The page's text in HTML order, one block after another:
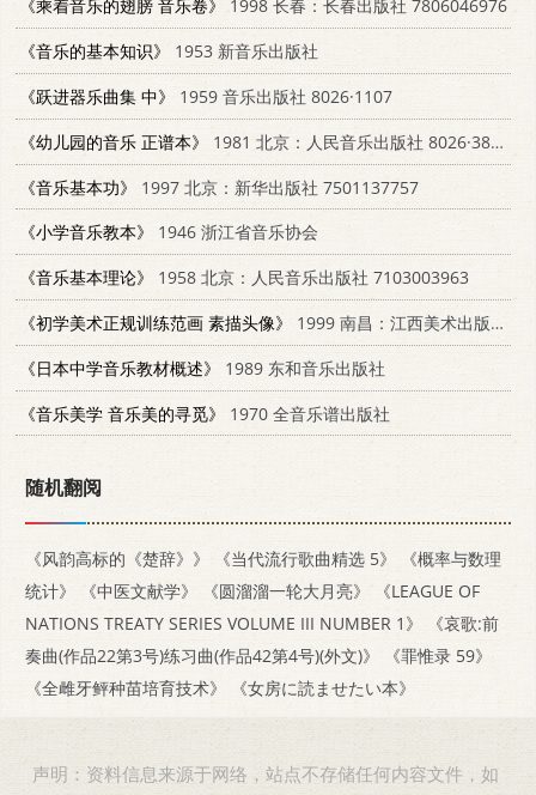
《乘着音乐的翅膀 音乐卷》
1998 长春：长春出版社 7806046976
《音乐的基本知识》
1953 新音乐出版社
《跃进器乐曲集 中》
1959 音乐出版社 8026·1107
《幼儿园的音乐 正谱本》
1981 北京：人民音乐出版社 8026·3852
《音乐基本功》
1997 北京：新华出版社 7501137757
《小学音乐教本》
1946 浙江省音乐协会
《音乐基本理论》
1958 北京：人民音乐出版社 7103003963
《初学美术正规训练范画 素描头像》
1999 南昌：江西美术出版社 7805805814
《日本中学音乐教材概述》
1989 东和音乐出版社
《音乐美学 音乐美的寻觅》
1970 全音乐谱出版社
随机翻阅
《风韵高标的《楚辞》》 《当代流行歌曲精选 5》
《概率与数理
统计》
《中医文献学》 《圆溜溜一轮大月亮》
《LEAGUE OF
NATIONS TREATY SERIES VOLUME III NUMBER 1》
《哀歌:前
奏曲(作品22第3号)练习曲(作品42第4号)(外文)》
《罪惟录 59》
《全雌牙鲆种苗培育技术》
《女房に読ませたい本》
声明：资料信息来源于网络，站点不存储任何内容文件，如